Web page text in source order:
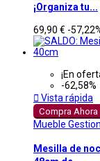
¡Organiza tu...
69,90 € -
¡En
-62,58%
 Vista rápida
Compra Ahora
Mueble Gestion
Mesilla de